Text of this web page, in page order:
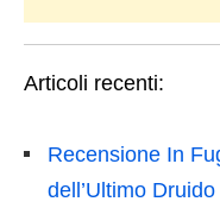
Articoli recenti:
Recensione In
dell’Ultimo